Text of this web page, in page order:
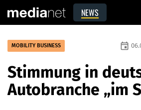
NEWS
MOBILITY BUSINESS event
Stimmung in
Autobranche „im